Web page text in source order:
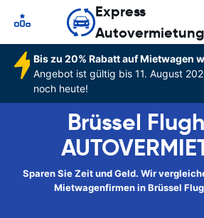
Express
Autovermietung
Bis zu 20% Rabatt auf Mietwagen
Angebot ist gültig bis 11. August
noch heute!
Brüssel
Sparen Sie Zeit und Geld. Wir
Mietwagenfirmen in Brüssel